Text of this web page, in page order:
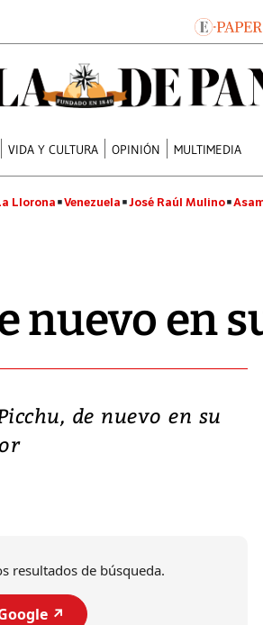
VIDA Y CULTURA OPINIÓN MULTIMEDIA
Llorona Venezuela José Raúl Mulino
nuevo en
de nuevo en su
resultados de búsqueda.
↗️
Video: Lula lanza su